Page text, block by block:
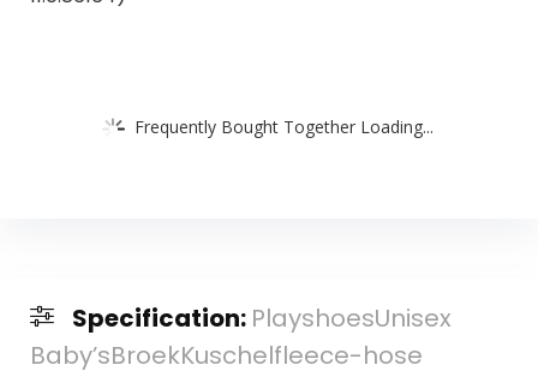
Frequently Bought Together Loading...
Specification: PlayshoesUnisex
Baby’sBroekKuschelfleece-hose